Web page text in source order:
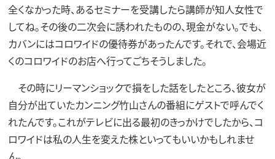
全くなかった時、あるセミナーを受講したら講師が知人女性で
してね。その後の二次会に誘われたものの、現金がない。でも、
カバンにはコロワイドの優待券があったんです。それで、会場近
くのコロワイドのお店へ行ってごちそうしました。
その時にリーマンショックで損をした話をしたところ、彼女が
自分が出ていたカンニング竹山さんの番組にゲストで呼んでく
れたんです。これがテレビに出る最初のきっかけでしたから、コ
ロワイドは私の人生を変えた株といってもいいかもしれませ
ん。